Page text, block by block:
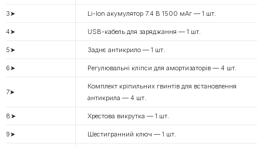
3➤ Li-Ion акумулятор 7.4 В 1500 мАг — 1 шт.
4➤ USB-кабель для заряджання — 1 шт.
5➤ Заднє антикрило — 1 шт.
6➤ Регулювальні кліпси для амортизаторів — 4 шт.
7➤
Комплект кріпильних гвинтів для встановлення
антикрила — 4 шт.
8➤ Хрестова викрутка — 1 шт.
9➤ Шестигранний ключ — 1 шт.